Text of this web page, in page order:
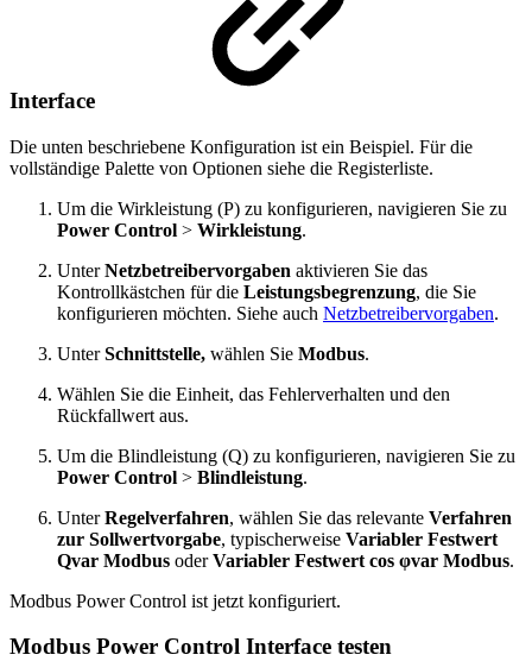
Interface
Die unten beschriebene Konfiguration ist ein Beispiel. Für die
vollständige Palette von Optionen siehe die Registerliste.
Um die Wirkleistung (P) zu konfigurieren, navigieren Sie zu
Power Control > Wirkleistung.
UnterNetzbetreibervorgaben aktivieren Sie das
Kontrollkästchen für die Leistungsbegrenzung, die Sie
konfigurieren möchten. Siehe auch Netzbetreibervorgaben.
UnterSchnittstelle, wählen Sie Modbus.
Wählen Sie die Einheit, das Fehlerverhalten und den
Rückfallwert aus.
Um die Blindleistung (Q) zu konfigurieren, navigieren Sie zu
Power Control > Blindleistung.
UnterRegelverfahren, wählen Sie das relevante Verfahren
zur Sollwertvorgabe, typischerweise Variabler Festwert
Qvar Modbus oderVariabler Festwert cos φvar Modbus.
Modbus Power Control ist jetzt konfiguriert.
Modbus Power Control Interface testen